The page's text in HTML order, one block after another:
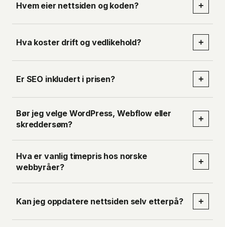
Hvem eier nettsiden og koden? +
Hva koster drift og vedlikehold? +
Er SEO inkludert i prisen? +
Bør jeg velge WordPress, Webflow eller
skreddersøm?
+
Hva er vanlig timepris hos norske
webbyråer?
+
Kan jeg oppdatere nettsiden selv etterpå? +